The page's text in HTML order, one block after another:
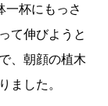
一杯にもっさ
て伸びようと
、朝顔の植木
ました。